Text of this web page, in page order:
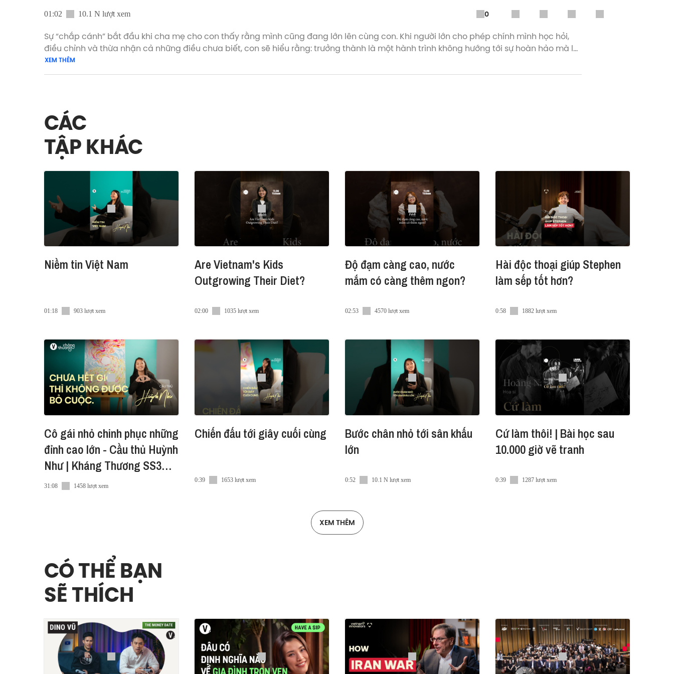
01:02 10.1 N lượt xem 0
Sự “chắp cánh” bắt đầu khi cha mẹ cho con thấy rằng mình cũng đang lớn lên cùng con. Khi người lớn cho phép chính mình học hỏi,
điều chỉnh và thừa nhận cả những điều chưa biết, con sẽ hiểu rằng: trưởng thành là một hành trình không hướng tới sự hoàn hảo mà là
không ngừng thay đổi để trở nên tốt hơn mỗi ngày.
#YêuLành #Vietcetera_Podcast #YL_S5_5 #Parenting
XEM THÊM
CÁC
TẬP KHÁC
Niềm tin Việt Nam
01:18 903 lượt xem
Are Vietnam's Kids
Outgrowing Their Diet?
02:00 1035 lượt xem
Độ đạm càng cao, nước
mắm có càng thêm ngon?
02:53 4570 lượt xem
Hài độc thoại giúp Stephen
làm sếp tốt hơn?
0:58 1882 lượt xem
Cô gái nhỏ chinh phục những
đỉnh cao lớn - Cầu thủ Huỳnh
Như | Kháng Thương SS3
EP3
31:08 1458 lượt xem
Chiến đấu tới giây cuối cùng
0:39 1653 lượt xem
Bước chân nhỏ tới sân khấu
lớn
0:52 10.1 N lượt xem
Cứ làm thôi! | Bài học sau
10.000 giờ vẽ tranh
0:39 1287 lượt xem
XEM THÊM
CÓ THỂ BẠN
SẼ THÍCH